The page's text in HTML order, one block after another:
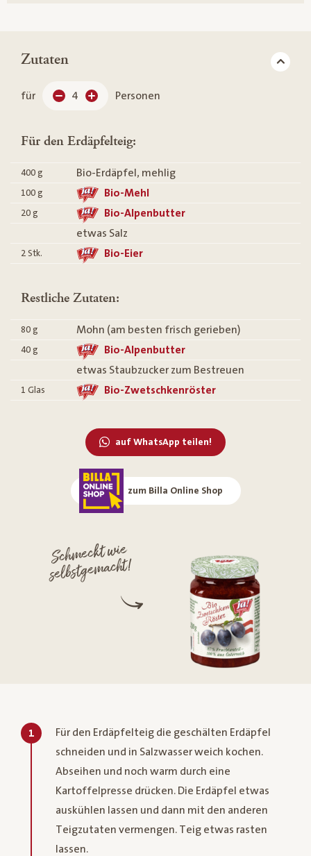
Zutaten
für 4 Personen
Für den Erdäpfelteig:
400 g Bio-Erdäpfel, mehlig
100 g Bio-Mehl
20 g
Bio-Alpenbutter
etwas Salz
2 Stk. Bio-Eier
Restliche Zutaten:
80 g Mohn (am besten frisch gerieben)
40 g
Bio-Alpenbutter
etwas Staubzucker zum Bestreuen
1 Glas Bio-Zwetschkenröster
auf WhatsApp teilen!
zum Billa Online Shop
Schmeckt wie
selbstgemacht!
1
Für den Erdäpfelteig die geschälten Erdäpfel
schneiden und in Salzwasser weich kochen.
Abseihen und noch warm durch eine
Kartoffelpresse drücken. Die Erdäpfel etwas
auskühlen lassen und dann mit den anderen
Teigzutaten vermengen. Teig etwas rasten
lassen.